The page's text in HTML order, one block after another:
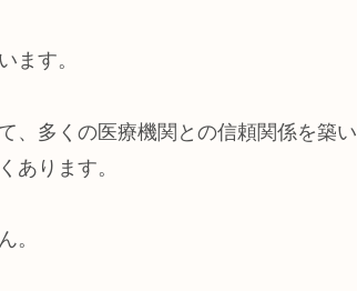
ます。
、多くの医療機関との信頼関係を築い
あります。
。